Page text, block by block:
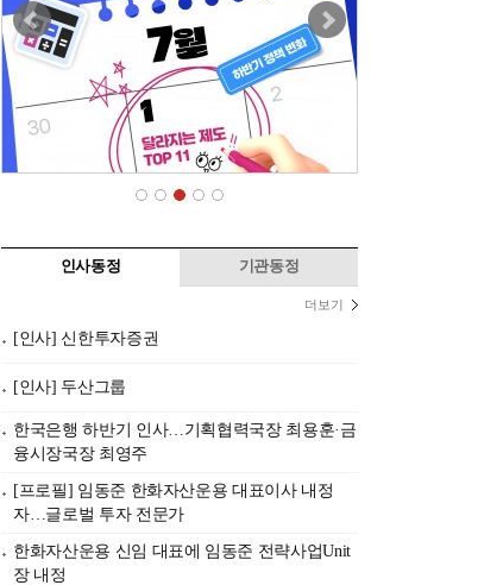
인사동정 기관동정
더보기
[인사] 신한투자증권
[인사] 두산그룹
한국은행 하반기 인사…기획협력국장 최용훈·금
융시장국장 최영주
[프로필] 임동준 한화자산운용 대표이사 내정
자…글로벌 투자 전문가
한화자산운용 신임 대표에 임동준 전략사업Unit
장 내정